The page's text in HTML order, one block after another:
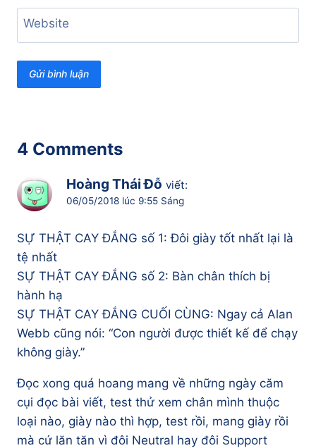
Website
4 Comments
Hoàng Thái Đỗ viết:
06/05/2018 lúc 9:55 Sáng
SỰ THẬT CAY ĐẮNG số 1: Đôi giày tốt nhất lại là
tệ nhất
SỰ THẬT CAY ĐẮNG số 2: Bàn chân thích bị
hành hạ
SỰ THẬT CAY ĐẮNG CUỐI CÙNG: Ngay cả Alan
Webb cũng nói: “Con người được thiết kế để chạy
không giày.”
Đọc xong quá hoang mang về những ngày căm
cụi đọc bài viết, test thử xem chân mình thuộc
loại nào, giày nào thì hợp, test rồi, mang giày rồi
mà cứ lăn tăn vì đôi Neutral hay đôi Support